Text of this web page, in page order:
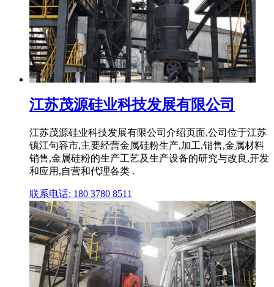
江苏茂源硅业科技发展有限公司
江苏茂源硅业科技发展有限公司介绍页面,公司位于江苏
镇江句容市,主要经营金属硅粉生产,加工,销售,金属材料
销售,金属硅粉的生产工艺及生产设备的研究与改良,开发
和应用,自营和代理各类 .
联系电话: 180 3780 8511